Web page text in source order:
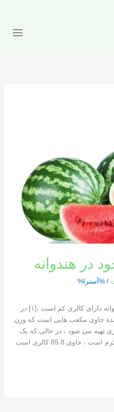
در هندوانه
/ %آسترا%
تعداد کالری موجود در هندوانه هندوانه دارای کالری کم است ،[١] در
حاوی مکعب هایی است که وزن
است ، بدن 45.6 کالری تهیه می شود ، در حالی که یک
بخش از هندوانه که وزن آن 286 گرم است ، حاوی 85.8 کالری است